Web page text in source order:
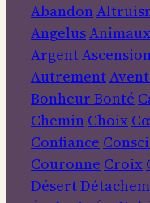
Abandon
AngelusAnimaux
Argent
AutrementAvent
Bonheur Bonté
Chemin Choix
Confiance
Couronne Croix
Désert